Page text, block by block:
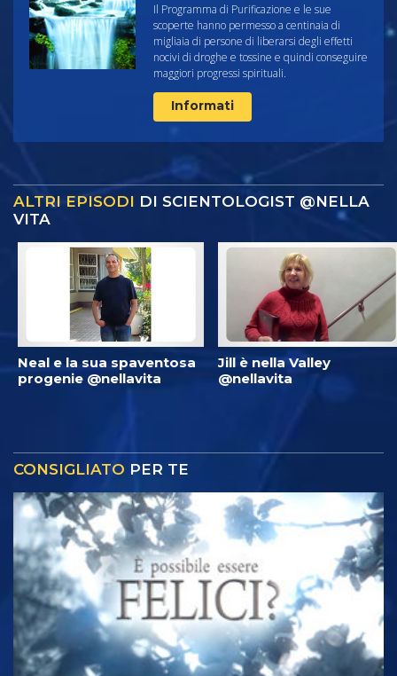
Il Programma di Purificazione e le sue
scoperte hanno permesso a centinaia di
migliaia di persone di liberarsi degli effetti
nocivi di droghe e tossine e quindi conseguire
maggiori progressi spirituali.
Informati
ALTRI EPISODI DI SCIENTOLOGIST @NELLA
VITA
Neal e la sua spaventosa
progenie @nellavita
Jill è nella Valley
@nellavita
CONSIGLIATO PER TE